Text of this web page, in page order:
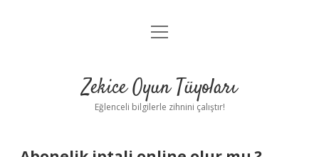
Anasayfa
Yasal Uyarı
menüyü
Zekice Oyun Tüyoları
Eğlenceli bilgilerle zihnini çalıştır!